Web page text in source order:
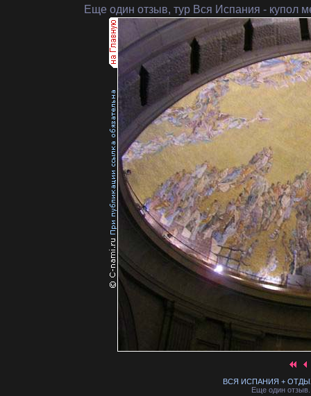
Еще один отзыв, тур Вся Испания - купол
ВСЯ ИСПАНИЯ + ОТДЫХ
Еще один